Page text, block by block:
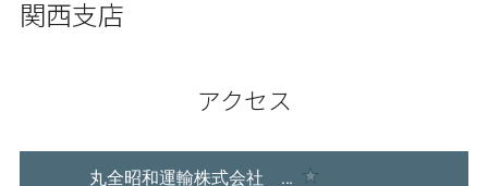
関西支店
アクセス